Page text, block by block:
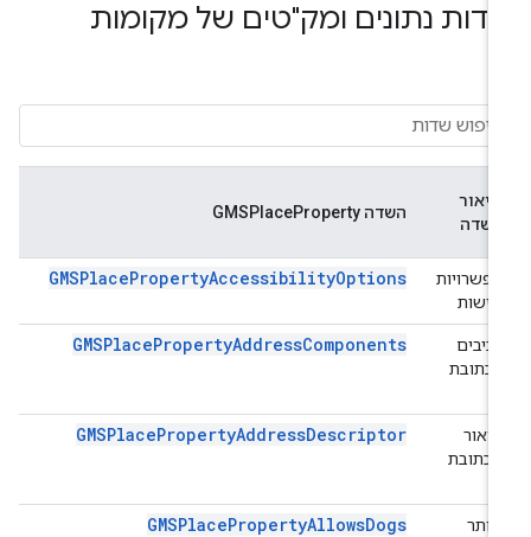
נתונים ומק"טים של מקומות
תיאור
השדה GMSPlaceProperty
אפשרויות
נגישות
GMSPlacePropertyAccessibilityOptions
רכיבים
בכתובת
GMSPlacePropertyAddressComponents
הכתובת
GMSPlacePropertyAddressDescriptor
GMSPlacePropertyAllowsDogs